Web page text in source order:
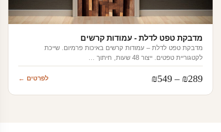
מדבקת טפט לדלת - עמודות קרשים
מדבקת טפט לדלת – עמודות קרשים באיכות פרמיום. שייכת
לקטגוריית טפטים. ייצור 48 שעות, חיתוך …
₪289
–
₪549
מחירים:
לפרטים ←